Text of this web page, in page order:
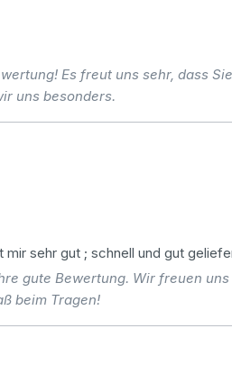
Es freut uns sehr, dass
uns besonders.
sehr gut ; schnell und gut
gute Bewertung. Wir freuen
beim Tragen!